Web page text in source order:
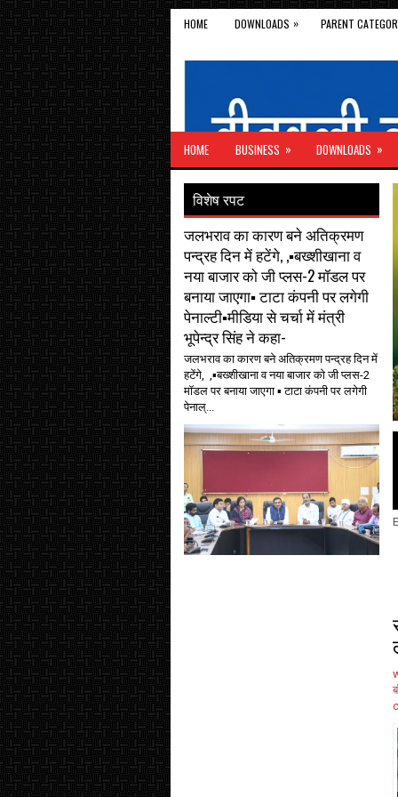
HOME DOWNLOADS » PARENT
HOME BUSINESS » DOWNLOADS »
विशेष रपट
जलभराव का कारण बने अतिक्रमण
पन्द्रह दिन में हटेंगे, ,▪️बख्शीखाना व
नया बाजार को जी प्लस-2 मॉडल पर
बनाया जाएगा▪️ टाटा कंपनी पर लगेगी
पेनाल्टी▪️मीडिया से चर्चा में मंत्री
भूपेन्द्र सिंह ने कहा-
जलभराव का कारण बने अतिक्रमण पन्द्रह दिन में
हटेंगे, ,▪️बख्शीखाना व नया बाजार को जी प्लस-2
मॉडल पर बनाया जाएगा ▪️ टाटा कंपनी पर लगेगी
पेनाल्...